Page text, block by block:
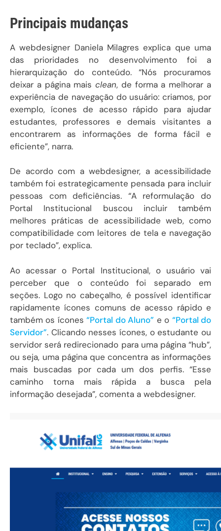
Principais mudanças
A webdesigner Daniela Milagres explica que uma
das prioridades no desenvolvimento foi a
hierarquização do conteúdo. “Nós procuramos
deixar a página maisclean, de forma a melhorar a
experiência de navegação do usuário: criamos, por
exemplo, ícones de acesso rápido para ajudar
estudantes, professores e demais visitantes a
encontrarem as informações de forma fácil e
eficiente”, narra.
De acordo com a webdesigner, a acessibilidade
também foi estrategicamente pensada para incluir
pessoas com deficiências. “A reformulação do
Portal Institucional buscou incluir também
melhores práticas de acessibilidade web, como
compatibilidade com leitores de tela e navegação
por teclado”, explica.
Ao acessar o Portal Institucional, o usuário vai
perceber que o conteúdo foi separado em
seções. Logo no cabeçalho, é possível identificar
rapidamente ícones comuns de acesso rápido e
também os ícones“Portal do Aluno” e o “Portal do
Servidor”. Clicando nesses ícones, o estudante ou
servidor será redirecionado para uma página “hub”,
ou seja, uma página que concentra as informações
mais buscadas por cada um dos perfis. “Esse
caminho torna mais rápida a busca pela
informação desejada”, comenta a webdesigner.